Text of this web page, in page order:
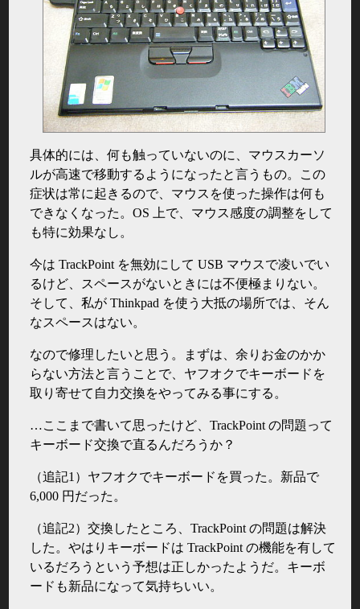
具体的には、何も触っていないのに、マウスカーソ
ルが高速で移動するようになったと言うもの。この
症状は常に起きるので、マウスを使った操作は何も
できなくなった。OS 上で、マウス感度の調整をして
も特に効果なし。
今は TrackPoint を無効にして USB マウスで凌いでい
るけど、スペースがないときには不便極まりない。
そして、私が Thinkpad を使う大抵の場所では、そん
なスペースはない。
なので修理したいと思う。まずは、余りお金のかか
らない方法と言うことで、ヤフオクでキーボードを
取り寄せて自力交換をやってみる事にする。
…ここまで書いて思ったけど、TrackPoint の問題って
キーボード交換で直るんだろうか？
（追記1）ヤフオクでキーボードを買った。新品で
6,000 円だった。
（追記2）交換したところ、TrackPoint の問題は解決
した。やはりキーボードは TrackPoint の機能を有して
いるだろうという予想は正しかったようだ。キーボ
ードも新品になって気持ちいい。